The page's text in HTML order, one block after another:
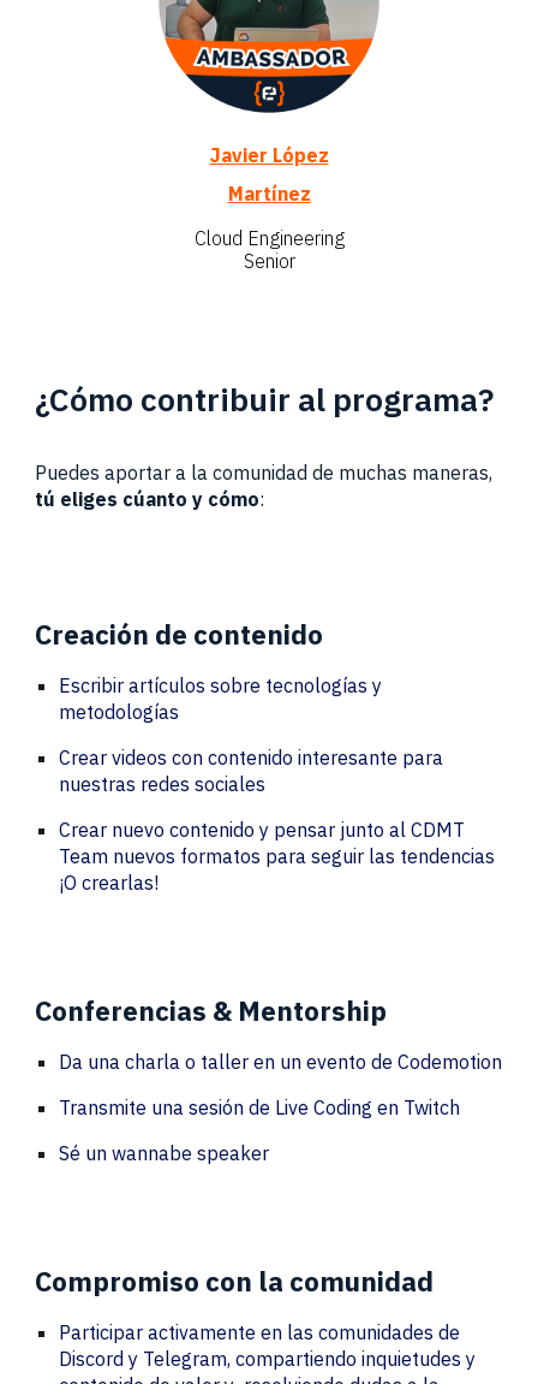
Javier López
Martínez
Cloud Engineering
Senior
¿Cómo contribuir al programa?
Puedes aportar a la comunidad de muchas maneras,
tú eliges cúanto y cómo:
Creación de contenido
Escribir artículos sobre tecnologías y
metodologías
Crear videos con contenido interesante para
nuestras redes sociales
Crear nuevo contenido y pensar junto al CDMT
Team nuevos formatos para seguir las tendencias
¡O crearlas!
Conferencias & Mentorship
Da una charla o taller en un evento de Codemotion
Transmite una sesión de Live Coding en Twitch
Sé un wannabe speaker
Compromiso con la comunidad
Participar activamente en las comunidades de
Discord y Telegram, compartiendo inquietudes y